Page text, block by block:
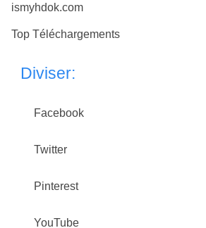
ismyhdok.com
Top Téléchargements
Diviser:
Facebook
Twitter
Pinterest
YouTube